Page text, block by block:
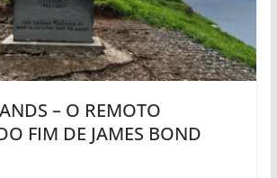
– O REMOTO
FIM DE JAMES BOND